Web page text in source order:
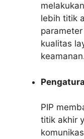
lebih titik
kualitas
PIP
titik akhir